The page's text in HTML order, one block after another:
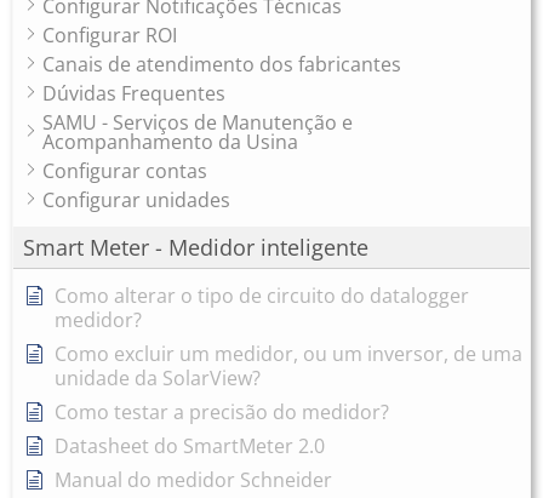
Configurar Notificações Técnicas
Configurar ROI
Canais de atendimento dos fabricantes
Dúvidas Frequentes
SAMU - Serviços de Manutenção e
Acompanhamento da Usina
Configurar contas
Configurar unidades
Smart Meter - Medidor inteligente
Como alterar o tipo de circuito do datalogger
medidor?
Como excluir um medidor, ou um inversor, de uma
unidade da SolarView?
Como testar a precisão do medidor?
Datasheet do SmartMeter 2.0
Manual do medidor Schneider